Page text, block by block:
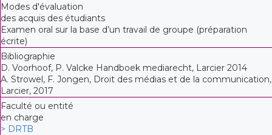
Modes d'évaluation
des acquis des étudiants
Examen oral sur la base d’un travail de groupe (préparation
écrite)
Bibliographie
D. Voorhoof, P. Valcke Handboek mediarecht, Larcier 2014
A. Strowel, F. Jongen, Droit des médias et de la communication,
Larcier, 2017
Faculté ou entité
en charge
> DRTB